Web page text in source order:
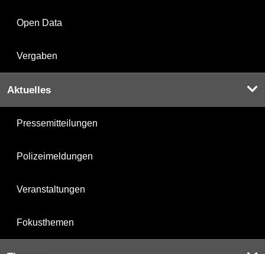
Open Data
Vergaben
Aktuelles
Pressemitteilungen
Polizeimeldungen
Veranstaltungen
Fokusthemen